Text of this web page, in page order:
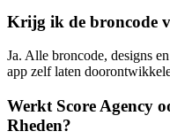
Krijg ik de broncode
Ja. Alle broncode, designs
app zelf laten
Werkt Score Agency
Rheden?